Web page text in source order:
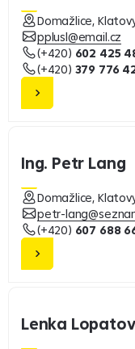
Domažlice,
pplusl@email.cz
(+420) 602 425
(+420) 379 776
Ing. Petr Lang
Domažlice,
petr-
(+420) 607 688
Lenka